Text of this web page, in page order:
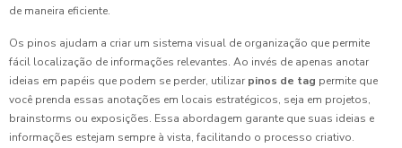
de maneira eficiente.
Os pinos ajudam a criar um sistema visual de organização que permite
fácil localização de informações relevantes. Ao invés de apenas anotar
ideias em papéis que podem se perder, utilizar pinos de tag permite que
você prenda essas anotações em locais estratégicos, seja em projetos,
brainstorms ou exposições. Essa abordagem garante que suas ideias e
informações estejam sempre à vista, facilitando o processo criativo.